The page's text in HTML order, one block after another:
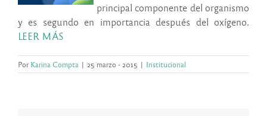
principal componente del organismo
y es segundo en importancia después del oxígeno.
LEER MÁS
PorKarina Compta | 25 marzo - 2015 | Institucional